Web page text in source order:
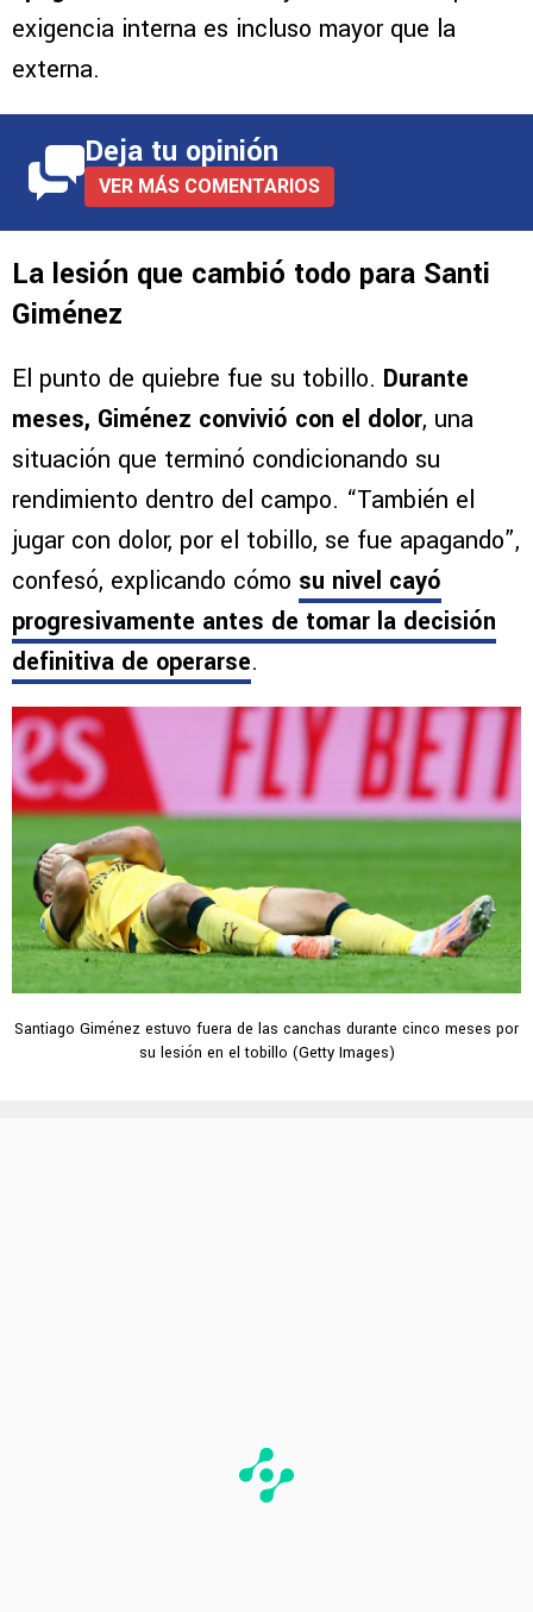
exigencia interna es incluso mayor que la
externa.
Deja tu opinión
VER MÁS COMENTARIOS
La lesión que cambió todo para Santi
Giménez
El punto de quiebre fue su tobillo. Durante
meses, Giménez convivió con el dolor, una
situación que terminó condicionando su
rendimiento dentro del campo. “También el
jugar con dolor, por el tobillo, se fue apagando”,
confesó, explicando cómo su nivel cayó
progresivamente antes de tomar la decisión
definitiva de operarse.
Santiago Giménez estuvo fuera de las canchas durante cinco meses por
su lesión en el tobillo (Getty Images)